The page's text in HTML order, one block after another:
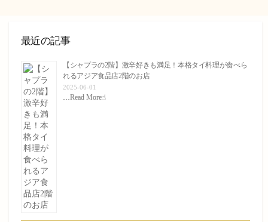
最近の記事
【シャプラの2階】激辛好きも満足！本格タイ料理が食べら
れるアジア食品店2階のお店
2025-06-01
Read More☝︎